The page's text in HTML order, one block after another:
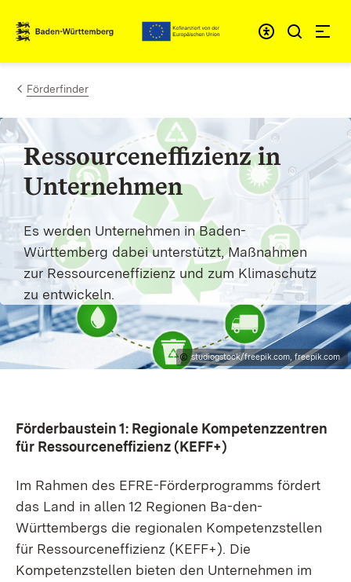
Zum Inhalt springen
Link zur Startseite
Förderfinder
Ressourceneffizienz in
Unternehmen
Es werden Unternehmen in Baden-
Württemberg dabei unterstützt, Maßnahmen
zur Ressourceneffizienz und zum Klimaschutz
zu entwickeln.
studiogstock/freepik.com, freepik.com
Förderbaustein 1: Regionale Kompetenzzentren
für Ressourceneffizienz (KEFF+)
Im Rahmen des EFRE-Förderprogramms fördert
das Land in allen 12 Regionen Ba-den-
Württembergs die regionalen Kompetenzstellen
für Ressourceneffizienz (KEFF+). Die
Kompetenzstellen bieten den Unternehmen im